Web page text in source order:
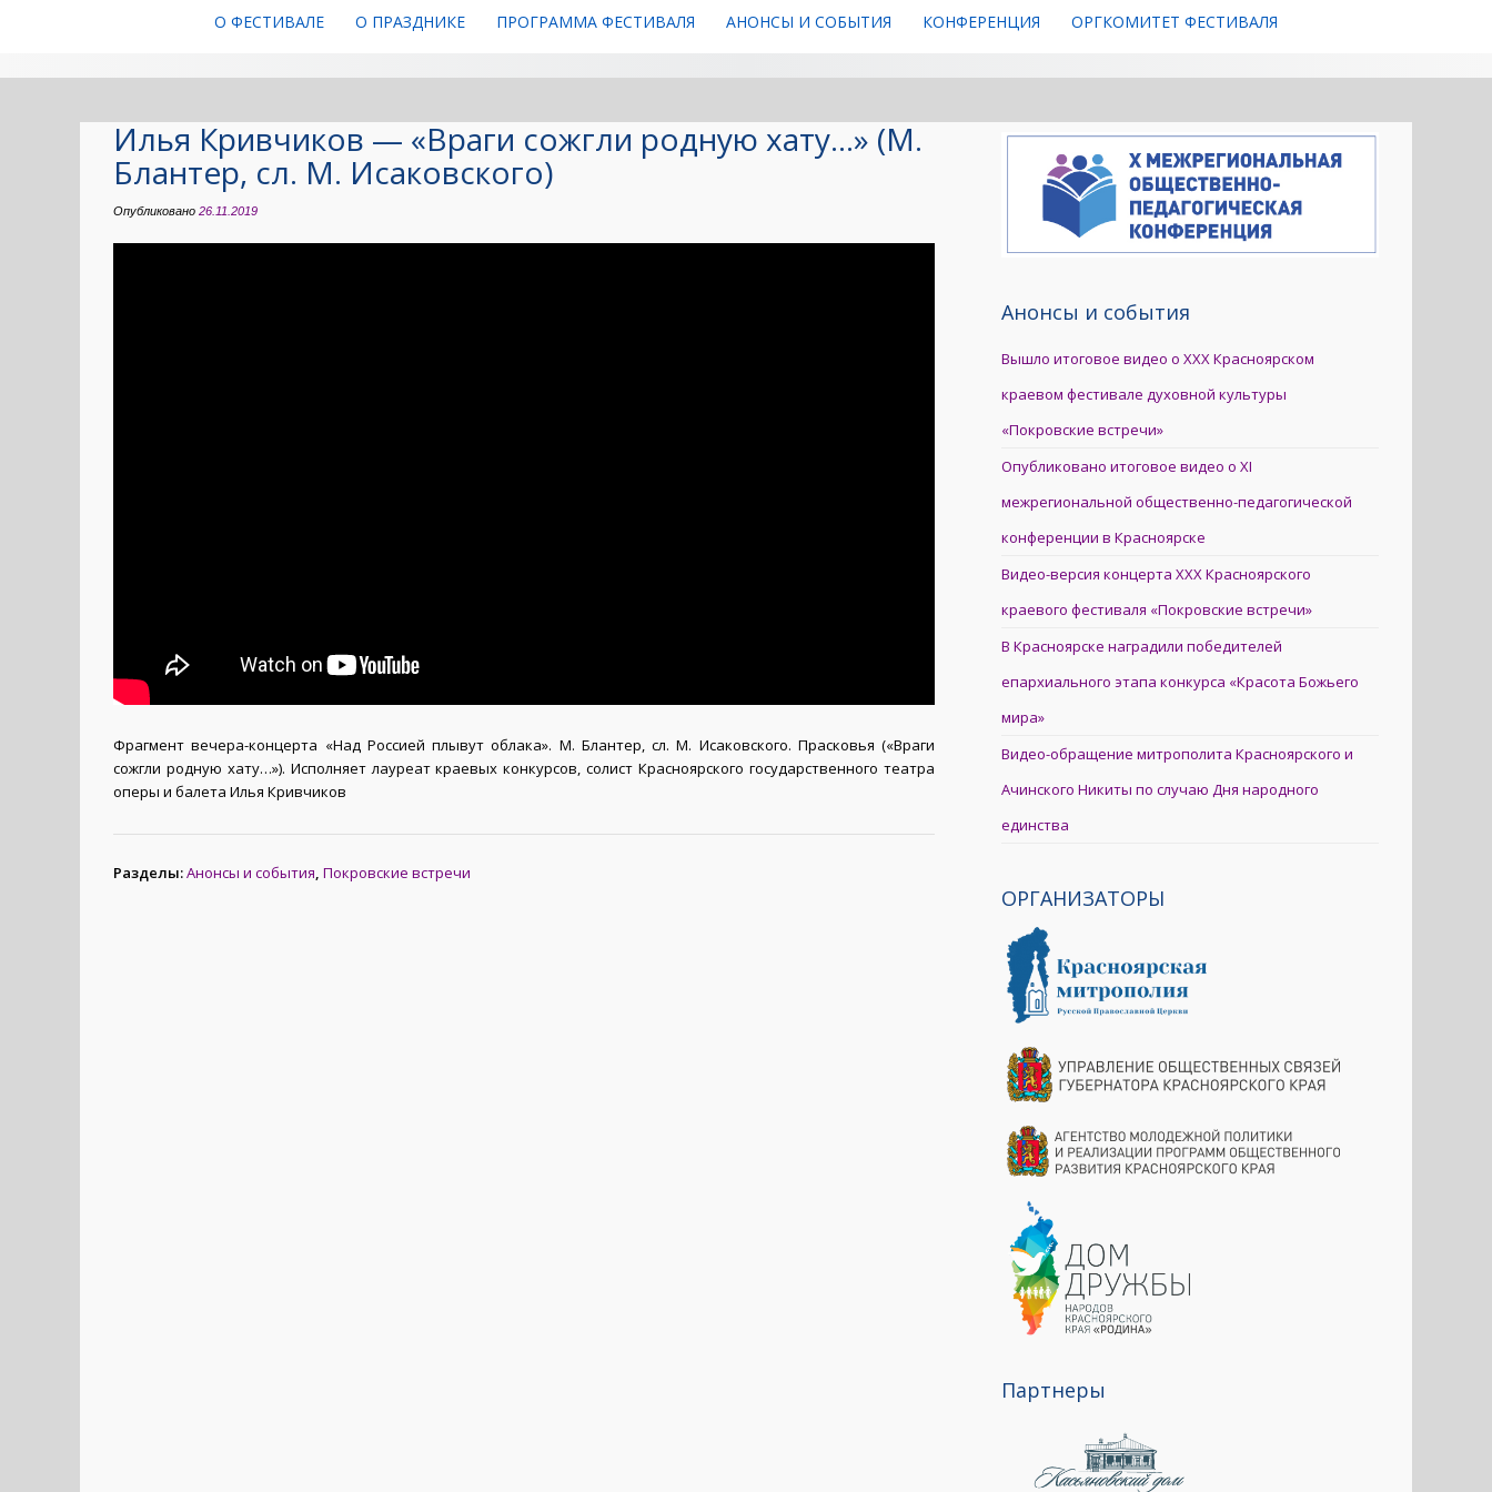
О ФЕСТИВАЛЕ О ПРАЗДНИКЕ ПРОГРАММА ФЕСТИВАЛЯ АНОНСЫ И СОБЫТИЯ КОНФЕРЕНЦИЯ ОРГКОМИТЕТ ФЕСТИВАЛЯ
Илья Кривчиков — «Враги сожгли родную хату…» (М.
Блантер, сл. М. Исаковского)
Опубликовано 26.11.2019
Фрагмент вечера-концерта «Над Россией плывут облака». М. Блантер, сл. М. Исаковского. Прасковья («Враги
сожгли родную хату…»). Исполняет лауреат краевых конкурсов, солист Красноярского государственного театра
оперы и балета Илья Кривчиков
Разделы:Анонсы и события, Покровские встречи
Анонсы и события
Вышло итоговое видео о XXX Красноярском
краевом фестивале духовной культуры
«Покровские встречи»
Опубликовано итоговое видео о XI
межрегиональной общественно-педагогической
конференции в Красноярске
Видео-версия концерта XXX Красноярского
краевого фестиваля «Покровские встречи»
В Красноярске наградили победителей
епархиального этапа конкурса «Красота Божьего
мира»
Видео-обращение митрополита Красноярского и
Ачинского Никиты по случаю Дня народного
единства
ОРГАНИЗАТОРЫ
Партнеры